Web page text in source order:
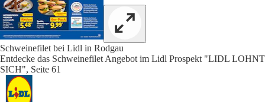
Schweinefilet bei Lidl in Rodgau
Entdecke das Schweinefilet Angebot im Lidl Prospekt "LIDL LOHNT
SICH", Seite 61